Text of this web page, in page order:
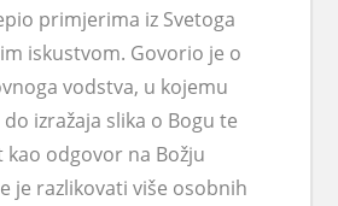
primjerima iz Svetoga
iskustvom. Govorio je o
vodstva, u kojemu
izražaja slika o Bogu te
kao odgovor na Božju
je razlikovati više osobnih